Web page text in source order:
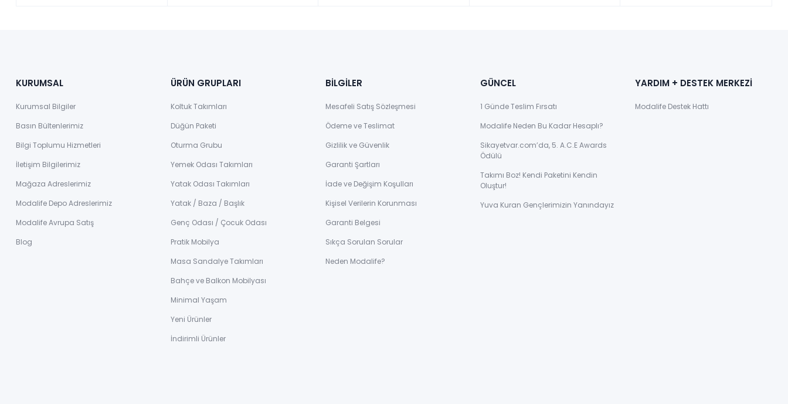
KURUMSAL
Kurumsal Bilgiler
Basın Bültenlerimiz
Bilgi Toplumu Hizmetleri
İletişim Bilgilerimiz
Mağaza Adreslerimiz
Modalife Depo Adreslerimiz
Modalife Avrupa Satış
Blog
ÜRÜN GRUPLARI
Koltuk Takımları
Düğün Paketi
Oturma Grubu
Yemek Odası Takımları
Yatak Odası Takımları
Yatak / Baza / Başlık
Genç Odası / Çocuk Odası
Pratik Mobilya
Masa Sandalye Takımları
Bahçe ve Balkon Mobilyası
Minimal Yaşam
Yeni Ürünler
İndirimli Ürünler
BİLGİLER
Mesafeli Satış Sözleşmesi
Ödeme ve Teslimat
Gizlilik ve Güvenlik
Garanti Şartları
İade ve Değişim Koşulları
Kişisel Verilerin Korunması
Garanti Belgesi
Sıkça Sorulan Sorular
Neden Modalife?
GÜNCEL
1 Günde Teslim Fırsatı
Modalife Neden Bu Kadar Hesaplı?
Sikayetvar.com’da, 5. A.C.E Awards
Ödülü
Takımı Boz! Kendi Paketini Kendin
Oluştur!
Yuva Kuran Gençlerimizin Yanındayız
YARDIM + DESTEK MERKEZİ
Modalife Destek Hattı